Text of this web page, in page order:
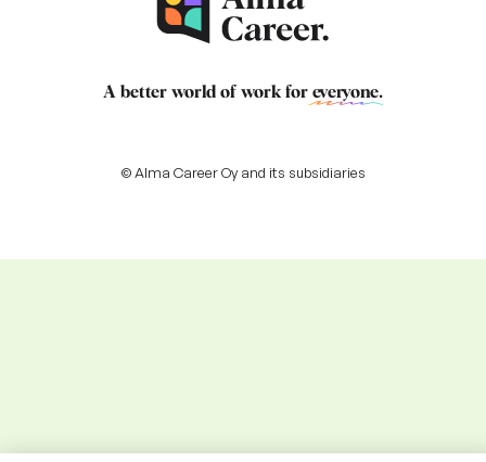
A better world of work for everyone.
© Alma Career Oy and its subsidiaries